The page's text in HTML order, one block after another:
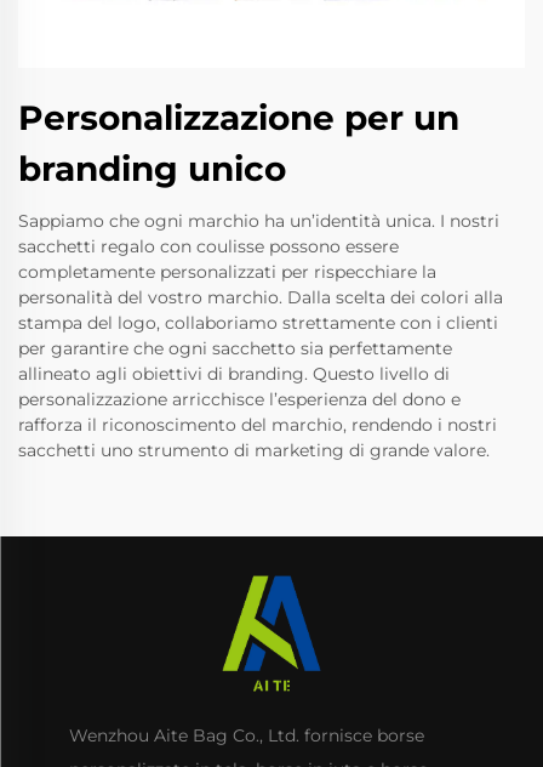
Personalizzazione per un
branding unico
Sappiamo che ogni marchio ha un’identità unica. I nostri
sacchetti regalo con coulisse possono essere
completamente personalizzati per rispecchiare la
personalità del vostro marchio. Dalla scelta dei colori alla
stampa del logo, collaboriamo strettamente con i clienti
per garantire che ogni sacchetto sia perfettamente
allineato agli obiettivi di branding. Questo livello di
personalizzazione arricchisce l’esperienza del dono e
rafforza il riconoscimento del marchio, rendendo i nostri
sacchetti uno strumento di marketing di grande valore.
Wenzhou Aite Bag Co., Ltd. fornisce borse